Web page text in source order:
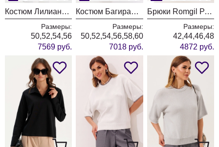
Костюм Лилиана 1556 бургунди
Размеры:
50,52,54,56
7569 руб.
Костюм БагираАнТа 1125 бежевый
Размеры:
50,52,54,56,58,60
7018 руб.
Брюки Romgil РТ0202-ВИ5 бежевый
Размеры:
42,44,46,48
4872 руб.